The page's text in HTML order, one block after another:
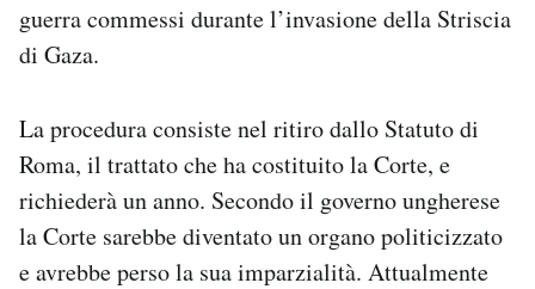
guerra commessi durante l’invasione della Striscia
di Gaza.
La procedura consiste nel ritiro dallo Statuto di
Roma, il trattato che ha costituito la Corte, e
richiederà un anno. Secondo il governo ungherese
la Corte sarebbe diventato un organo politicizzato
e avrebbe perso la sua imparzialità. Attualmente